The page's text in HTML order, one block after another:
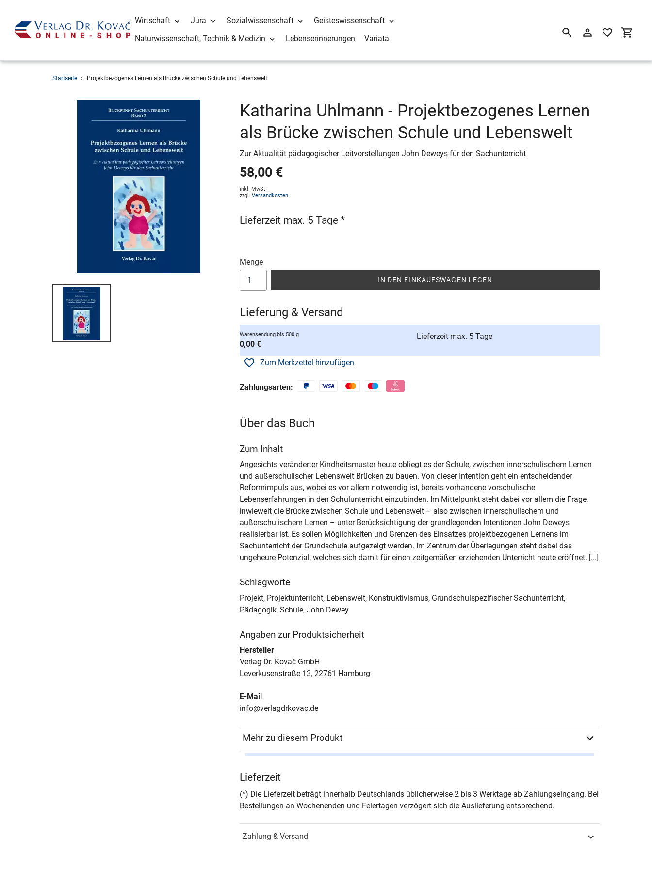
Wirtschaft Jura Sozialwissenschaft
Geisteswissenschaft
Naturwissenschaft, Technik & Medizin
Lebenserinnerungen Variata SuchenEinloggen
Startseite › Projektbezogenes Lernen als Brücke zwischen Schule und Lebenswelt
Katharina Uhlmann - Projektbezogenes Lernen
als Brücke zwischen Schule und Lebenswelt
Zur Aktualität pädagogischer Leitvorstellungen John Deweys für den Sachunterricht
58,00 €
inkl. MwSt.
zzgl. Versandkosten
Lieferzeit max. 5 Tage *
Menge
IN DEN EINKAUFSWAGEN LEGEN
Lieferung & Versand
Warensendung bis 500 g
0,00 €
Lieferzeit max. 5 Tage
Zum Merkzettel hinzufügen
Zahlungsarten:
Über das Buch
Zum Inhalt
Angesichts veränderter Kindheitsmuster heute obliegt es der Schule, zwischen innerschulischem Lernen
und außerschulischer Lebenswelt Brücken zu bauen. Von dieser Intention geht ein entscheidender
Reformimpuls aus, wobei es vor allem notwendig ist, bereits vorhandene vorschulische
Lebenserfahrungen in den Schulunterricht einzubinden. Im Mittelpunkt steht dabei vor allem die Frage,
inwieweit die Brücke zwischen Schule und Lebenswelt – also zwischen innerschulischem und
außerschulischem Lernen – unter Berücksichtigung der grundlegenden Intentionen John Deweys
realisierbar ist. Es sollen Möglichkeiten und Grenzen des Einsatzes projektbezogenen Lernens im
Sachunterricht der Grundschule aufgezeigt werden. Im Zentrum der Überlegungen steht dabei das
ungeheure Potenzial, welches sich damit für einen zeitgemäßen erziehenden Unterricht heute eröffnet. [...]
Schlagworte
Projekt, Projektunterricht, Lebenswelt, Konstruktivismus, Grundschulspezifischer Sachunterricht,
Pädagogik, Schule, John Dewey
Angaben zur Produktsicherheit
Hersteller
Verlag Dr. Kovač GmbH
Leverkusenstraße 13, 22761 Hamburg
E-Mail
info@verlagdrkovac.de
Mehr zu diesem Produkt
Seiten 118
ISBN
Lieferzeit
(*) Die Lieferzeit beträgt innerhalb Deutschlands üblicherweise 2 bis 3 Werktage ab Zahlungseingang. Bei
Bestellungen an Wochenenden und Feiertagen verzögert sich die Auslieferung entsprechend.
Zahlung & Versand